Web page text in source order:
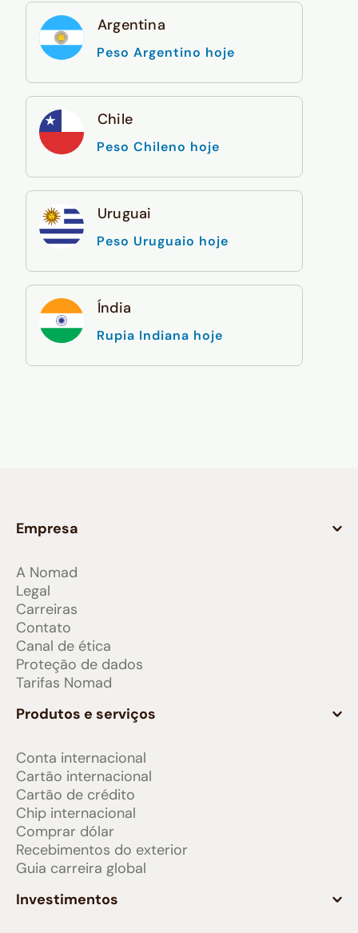
Argentina
Peso Argentino hoje
Chile
Peso Chileno hoje
Uruguai
Peso Uruguaio hoje
Índia
Rupia Indiana hoje
Empresa
A Nomad
Legal
Carreiras
Contato
Canal de ética
Proteção de dados
Tarifas Nomad
Produtos e serviços
Conta internacional
Cartão internacional
Cartão de crédito
Chip internacional
Comprar dólar
Recebimentos do exterior
Guia carreira global
Investimentos